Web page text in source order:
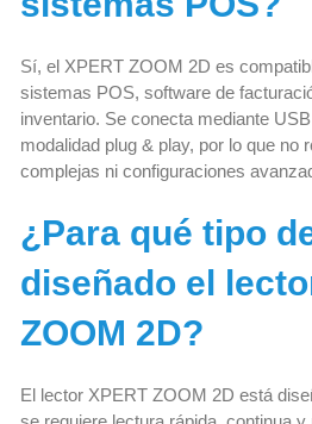
Sí, el XPERT ZOOM 2D es
sistemas POS, software de
inventario. Se conecta mediante
modalidad plug & play, por lo que no
complejas ni configuraciones
¿Para qué tipo
diseñado el
ZOOM 2D?
El lector XPERT ZOOM 2D está